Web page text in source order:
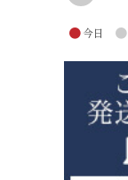
●今日 ●